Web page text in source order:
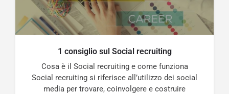
1 consiglio sul Social recruiting
Cosa è il Social recruiting e come funziona
Social recruiting si riferisce all’utilizzo dei social
media per trovare, coinvolgere e costruire